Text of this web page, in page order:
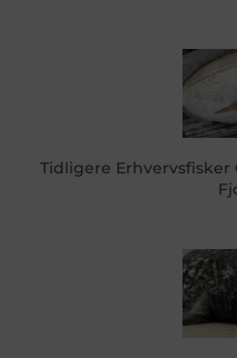
Tidligere